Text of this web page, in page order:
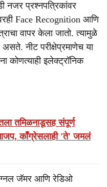
नजर प्रश्नपत्रिकांवर
Face Recognition आणि
वापर केला जातो. त्यामुळे
नीट परीक्षेप्रमाणेच या
कोणत्याही इलेक्ट्रॉनिक
तमिळनाडूसह संपूर्ण
काँग्रेसलाही 'ते' जमलं
जॅमर आणि रेडिओ